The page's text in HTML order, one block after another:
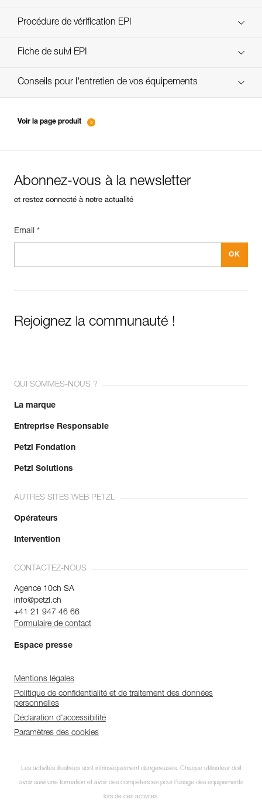
Technical Notice
Procédure de vérification EPI
verif-EPI-cordes-procedure-FR
Fiche de suivi EPI
verif-EPI-cordes-suivi- FR
Conseils pour l'entretien de vos équipements
Voir la page produit
Abonnez-vous à la newsletter
et restez connecté à notre actualité
Email *
Rejoignez la communauté !
QUI SOMMES-NOUS ?
La marque
Entreprise Responsable
Petzl Fondation
Petzl Solutions
AUTRES SITES WEB PETZL
Opérateurs
Intervention
CONTACTEZ-NOUS
Agence 10ch SA
info@petzl.ch
+41 21 947 46 66
Formulaire de contact
Espace presse
Mentions légales
Politique de confidentialité et de traitement des données
personnelles
Déclaration d'accessibilité
Paramètres des cookies
Les activités illustrées sont intrinsèquement dangereuses. Chaque utilisateur doit
avoir suivi une formation et avoir des compétences pour l’usage des équipements
lors de ces activités.